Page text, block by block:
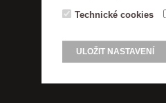
Technické cookies
ULOŽIT NASTAVENÍ